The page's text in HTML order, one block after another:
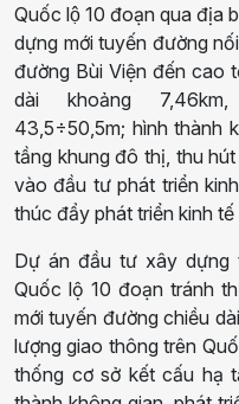
Quốc lộ 10 đoạn qua địa
dựng mới tuyến đường
đường Bùi Viện đến cao
dài khoảng
43,5÷50,5m; hình thành
tầng khung đô thị, thu
vào đầu tư phát triển
thúc đẩy phát triển kinh
Dự án đầu tư xây dựng
Quốc lộ 10 đoạn tránh
mới tuyến đường chiều
lượng giao thông trên
thống cơ sở kết cấu hạ